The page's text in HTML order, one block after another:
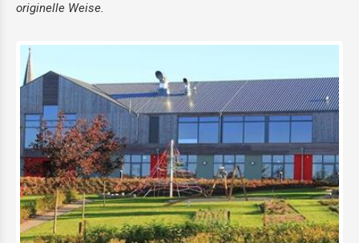
originelle Weise.